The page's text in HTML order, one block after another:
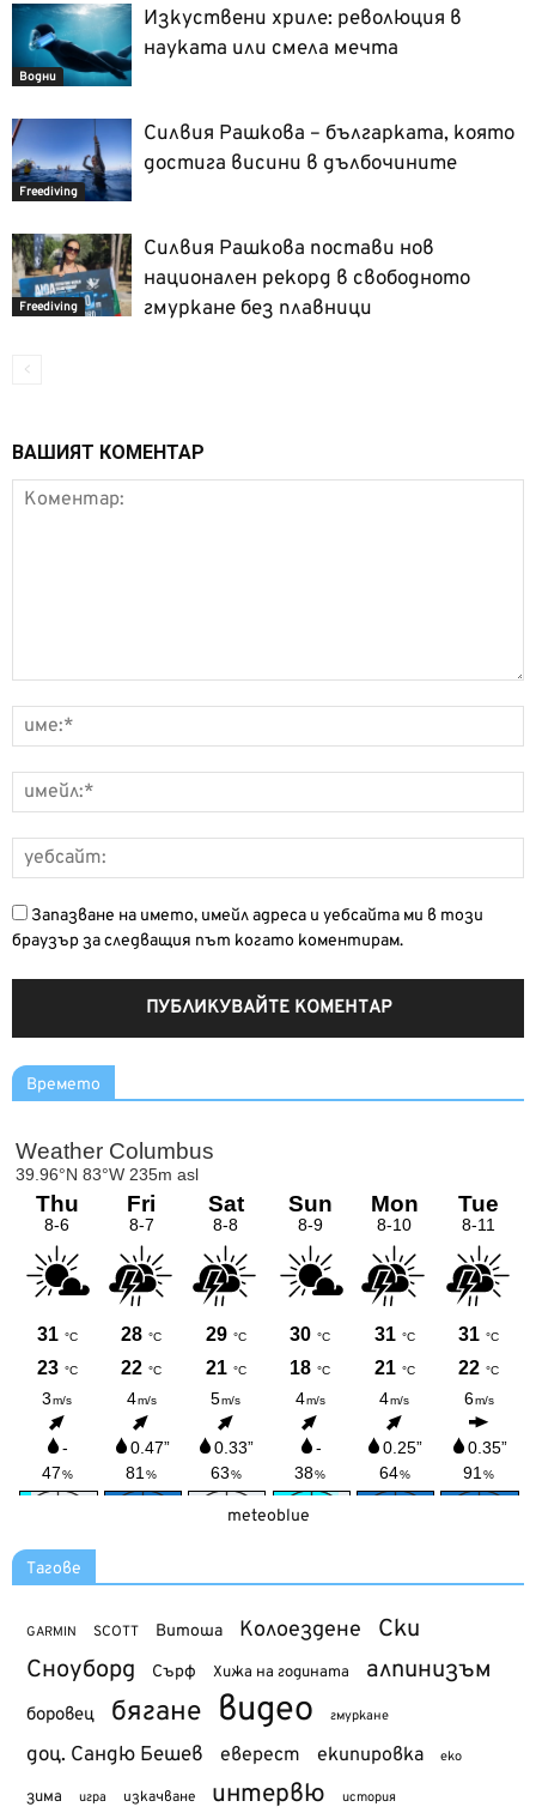
Водни
Изкуствени хриле: революция в
науката или смела мечта
Freediving
Силвия Рашкова – българката, която
достига висини в дълбочините
Freediving
Силвия Рашкова постави нов
национален рекорд в свободното
гмуркане без плавници
ВАШИЯТ КОМЕНТАР
Запазване на името, имейл адреса и уебсайта ми в този
браузър за следващия път когато коментирам.
Времето
meteoblue
Тагове
GARMIN SCOTT Витоша Колоездене Ски
Сноуборд Сърф Хижа на годината алпинизъм
боровец бягане видео гмуркане
доц. Сандю Бешев еверест екипировка еко
зима игра изкачване интервю история